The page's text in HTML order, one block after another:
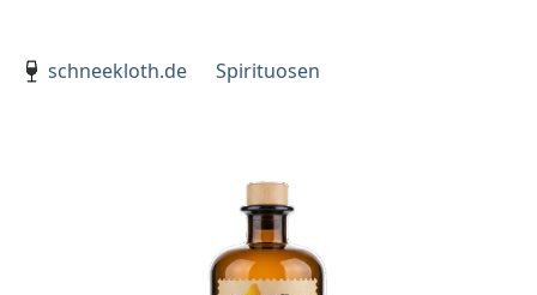
schneekloth.de
Spirituosen
Bildergalerie überspringen